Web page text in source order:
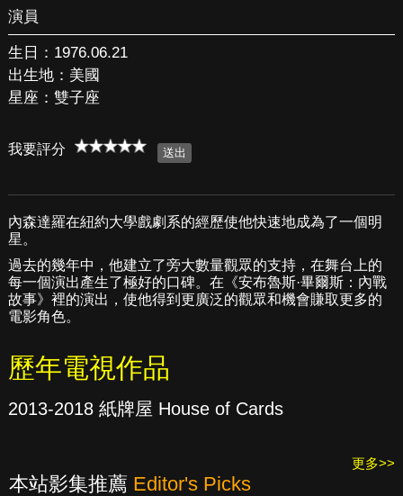
演員
生日：1976.06.21
出生地：美國
星座：雙子座
我要評分
內森達羅在紐約大學戲劇系的經歷使他快速地成為了一個明
星。
過去的幾年中，他建立了旁大數量觀眾的支持，在舞台上的
每一個演出產生了極好的口碑。在《安布魯斯·畢爾斯：內戰
故事》裡的演出，使他得到更廣泛的觀眾和機會賺取更多的
電影角色。
歷年電視作品
2013-2018 紙牌屋 House of Cards
更多>>
本站影集推薦 Editor's Picks